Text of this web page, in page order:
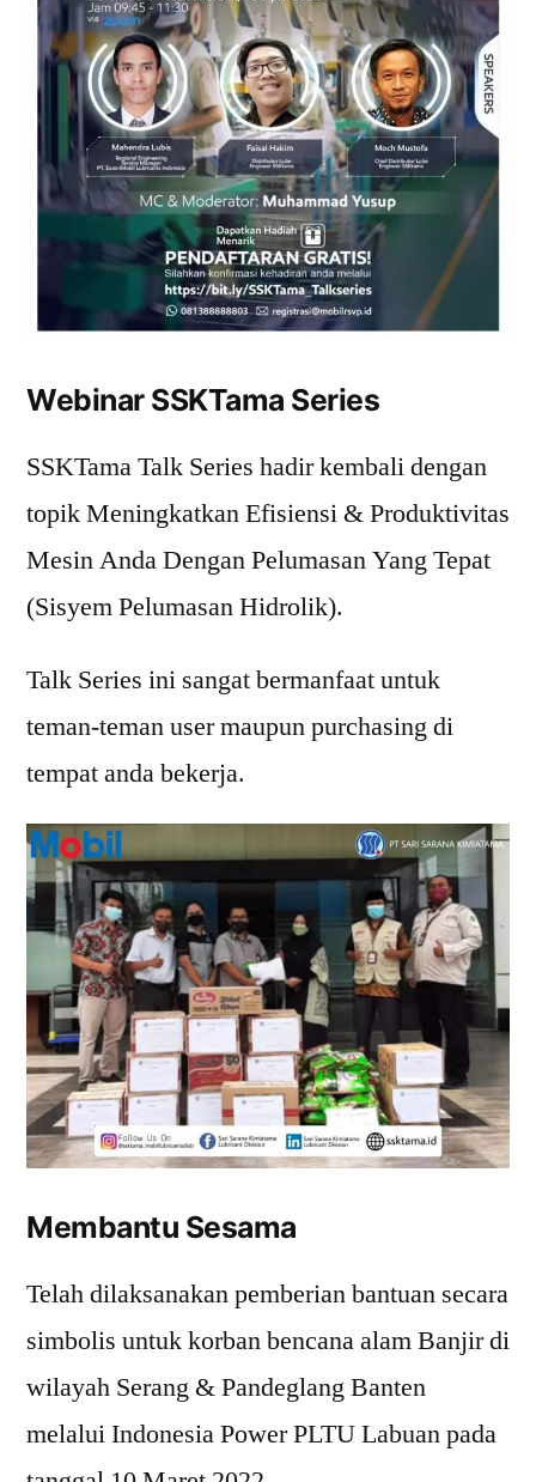
Webinar SSKTama Series
SSKTama Talk Series hadir kembali dengan
topik Meningkatkan Efisiensi & Produktivitas
Mesin Anda Dengan Pelumasan Yang Tepat
(Sisyem Pelumasan Hidrolik).
Talk Series ini sangat bermanfaat untuk
teman-teman user maupun purchasing di
tempat anda bekerja.
Membantu Sesama
Telah dilaksanakan pemberian bantuan secara
simbolis untuk korban bencana alam Banjir di
wilayah Serang & Pandeglang Banten
melalui Indonesia Power PLTU Labuan pada